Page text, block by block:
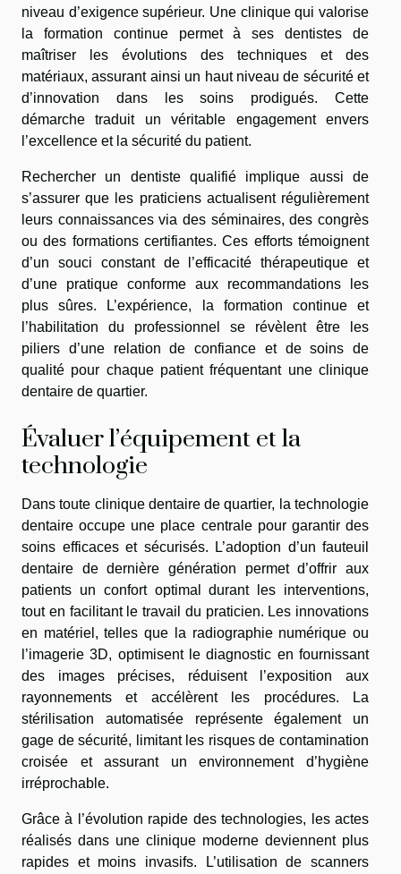
niveau d’exigence supérieur. Une clinique qui valorise
la formation continue permet à ses dentistes de
maîtriser les évolutions des techniques et des
matériaux, assurant ainsi un haut niveau de sécurité et
d’innovation dans les soins prodigués. Cette
démarche traduit un véritable engagement envers
l’excellence et la sécurité du patient.
Rechercher un dentiste qualifié implique aussi de
s’assurer que les praticiens actualisent régulièrement
leurs connaissances via des séminaires, des congrès
ou des formations certifiantes. Ces efforts témoignent
d’un souci constant de l’efficacité thérapeutique et
d’une pratique conforme aux recommandations les
plus sûres. L’expérience, la formation continue et
l’habilitation du professionnel se révèlent être les
piliers d’une relation de confiance et de soins de
qualité pour chaque patient fréquentant une clinique
dentaire de quartier.
Évaluer l’équipement et la
technologie
Dans toute clinique dentaire de quartier, la technologie
dentaire occupe une place centrale pour garantir des
soins efficaces et sécurisés. L’adoption d’un fauteuil
dentaire de dernière génération permet d’offrir aux
patients un confort optimal durant les interventions,
tout en facilitant le travail du praticien. Les innovations
en matériel, telles que la radiographie numérique ou
l’imagerie 3D, optimisent le diagnostic en fournissant
des images précises, réduisent l’exposition aux
rayonnements et accélèrent les procédures. La
stérilisation automatisée représente également un
gage de sécurité, limitant les risques de contamination
croisée et assurant un environnement d’hygiène
irréprochable.
Grâce à l’évolution rapide des technologies, les actes
réalisés dans une clinique moderne deviennent plus
rapides et moins invasifs. L’utilisation de scanners